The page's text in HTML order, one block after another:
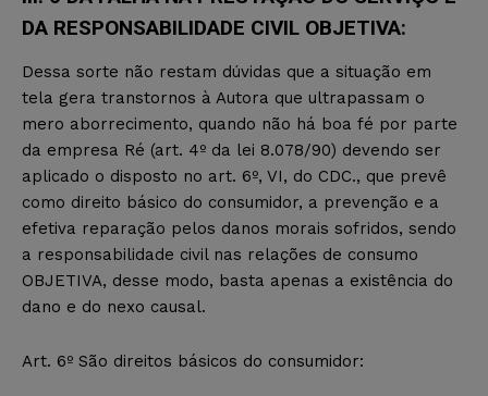
DA RESPONSABILIDADE CIVIL OBJETIVA:
Dessa sorte não restam dúvidas que a situação em
tela gera transtornos à Autora que ultrapassam o
mero aborrecimento, quando não há boa fé por parte
da empresa Ré (art. 4º da lei 8.078/90) devendo ser
aplicado o disposto no art. 6º, VI, do CDC., que prevê
como direito básico do consumidor, a prevenção e a
efetiva reparação pelos danos morais sofridos, sendo
a responsabilidade civil nas relações de consumo
OBJETIVA, desse modo, basta apenas a existência do
dano e do nexo causal.
Art. 6º São direitos básicos do consumidor: